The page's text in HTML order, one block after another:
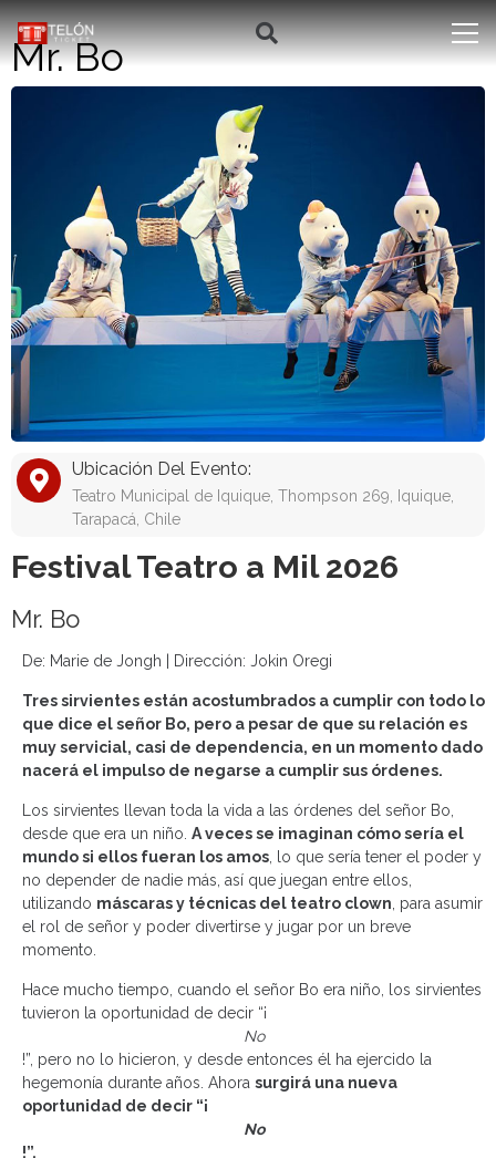
Mr. Bo
Ubicación Del Evento:
Teatro Municipal de Iquique, Thompson 269, Iquique,
Tarapacá, Chile
Festival Teatro a Mil 2026
Mr. Bo
De: Marie de Jongh | Dirección: Jokin Oregi
Tres sirvientes están acostumbrados a cumplir con todo lo
que dice el señor Bo, pero a pesar de que su relación es
muy servicial, casi de dependencia, en un momento dado
nacerá el impulso de negarse a cumplir sus órdenes.
Los sirvientes llevan toda la vida a las órdenes del señor Bo,
desde que era un niño. A veces se imaginan cómo sería el
mundo si ellos fueran los amos, lo que sería tener el poder y
no depender de nadie más, así que juegan entre ellos,
utilizando máscaras y técnicas del teatro clown, para asumir
el rol de señor y poder divertirse y jugar por un breve
momento.
Hace mucho tiempo, cuando el señor Bo era niño, los sirvientes
tuvieron la oportunidad de decir “¡
No
!”, pero no lo hicieron, y desde entonces él ha ejercido la
hegemonía durante años. Ahora surgirá una nueva
oportunidad de decir “¡
No
!”.